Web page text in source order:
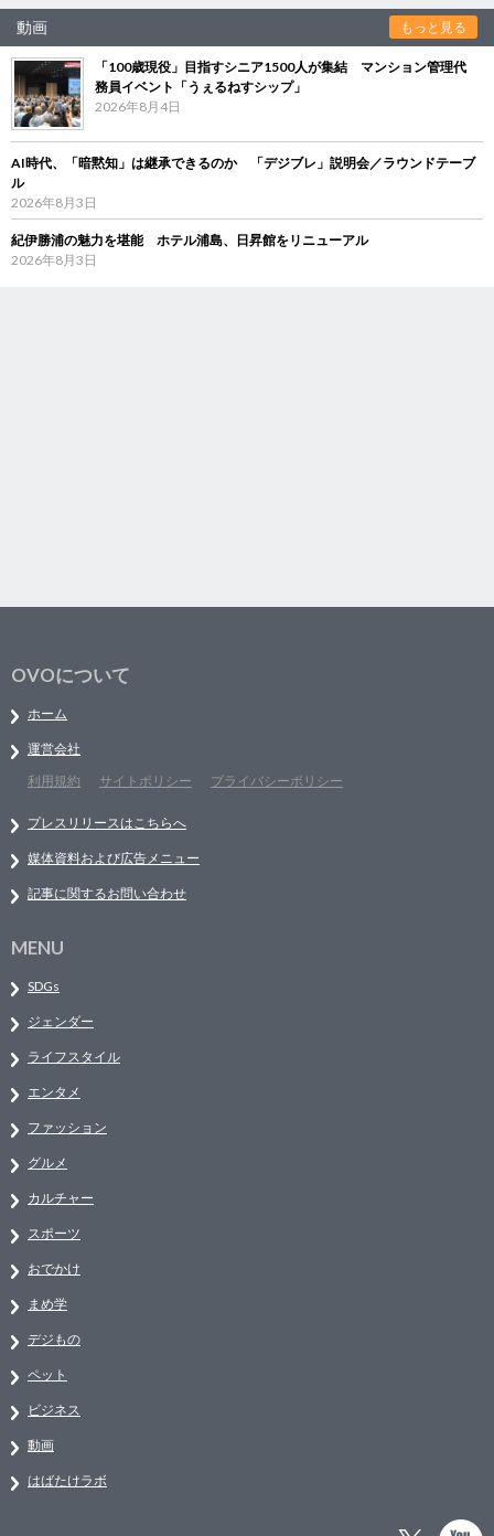
動画 もっと見る
「100歳現役」目指すシニア1500人が集結 マンション管理代
務員イベント「うぇるねすシップ」
2026年8月4日
AI時代、「暗黙知」は継承できるのか 「デジブレ」説明会／ラウンドテーブ
ル
2026年8月3日
紀伊勝浦の魅力を堪能 ホテル浦島、日昇館をリニューアル
2026年8月3日
OVOについて
ホーム
運営会社
利用規約
サイトポリシー プライバシーポリシー
プレスリリースはこちらへ
媒体資料および広告メニュー
記事に関するお問い合わせ
MENU
SDGs
ジェンダー
ライフスタイル
エンタメ
ファッション
グルメ
カルチャー
スポーツ
おでかけ
まめ学
デジもの
ペット
ビジネス
動画
はばたけラボ